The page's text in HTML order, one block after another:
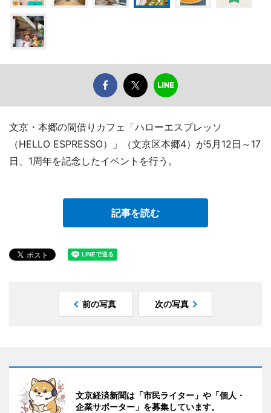
文京・本郷の間借りカフェ「ハローエスプレッソ
（HELLO ESPRESSO）」（文京区本郷4）が5月12日～17
日、1周年を記念したイベントを行う。
記事を読む
前の写真 次の写真
文京経済新聞は「市民ライター」や「個人・
企業サポーター」を募集しています。